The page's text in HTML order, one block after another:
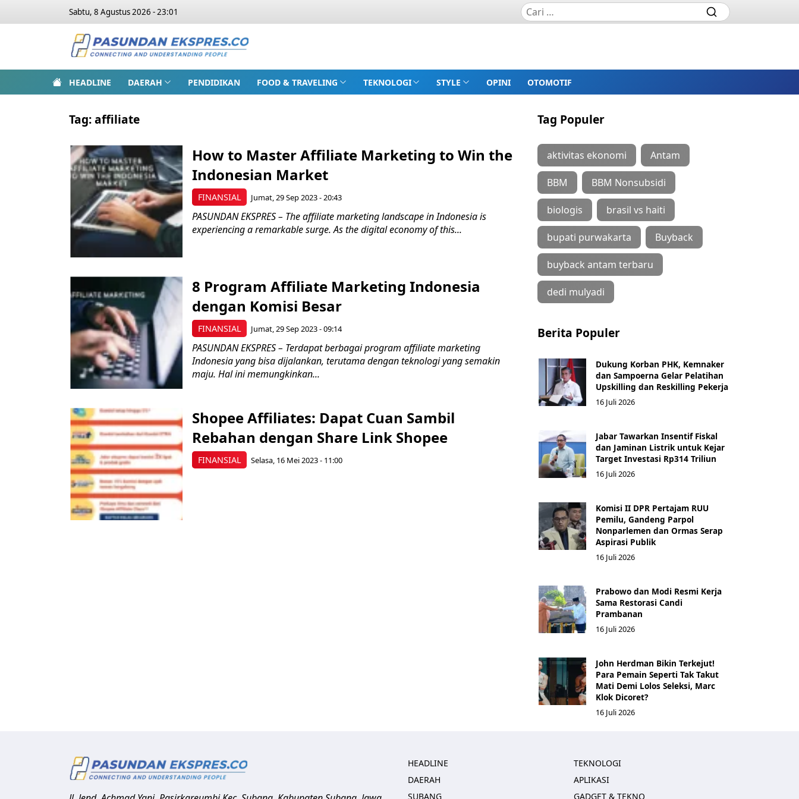
Sabtu, 8 Agustus 2026 - 23:01
HEADLINE DAERAH PENDIDIKAN FOOD & TRAVELING TEKNOLOGI STYLE OPINI OTOMOTIF
Tag:affiliate
FINANSIAL
How to Master Affiliate Marketing to Win the
Indonesian Market
Jumat, 29 Sep 2023 - 20:43
PASUNDAN EKSPRES – The affiliate marketing landscape in Indonesia is
experiencing a remarkable surge. As the digital economy of this...
FINANSIAL
8 Program Affiliate Marketing Indonesia
dengan Komisi Besar
Jumat, 29 Sep 2023 - 09:14
PASUNDAN EKSPRES – Terdapat berbagai program affiliate marketing
Indonesia yang bisa dijalankan, terutama dengan teknologi yang semakin
maju. Hal ini memungkinkan...
FINANSIAL
Shopee Affiliates: Dapat Cuan Sambil
Rebahan dengan Share Link Shopee
Selasa, 16 Mei 2023 - 11:00
Tag Populer
aktivitas ekonomi Antam
BBM BBM Nonsubsidi
biologis brasil vs haiti
bupati purwakarta Buyback
buyback antam terbaru
dedi mulyadi
Berita Populer
Dukung Korban PHK, Kemnaker
dan Sampoerna Gelar Pelatihan
Upskilling dan Reskilling Pekerja
16 Juli 2026
Jabar Tawarkan Insentif Fiskal
dan Jaminan Listrik untuk Kejar
Target Investasi Rp314 Triliun
16 Juli 2026
Komisi II DPR Pertajam RUU
Pemilu, Gandeng Parpol
Nonparlemen dan Ormas Serap
Aspirasi Publik
16 Juli 2026
Prabowo dan Modi Resmi Kerja
Sama Restorasi Candi
Prambanan
16 Juli 2026
John Herdman Bikin Terkejut!
Para Pemain Seperti Tak Takut
Mati Demi Lolos Seleksi, Marc
Klok Dicoret?
16 Juli 2026
HEADLINE
DAERAH
SUBANG
TEKNOLOGI
APLIKASI
GADGET & TEKNO